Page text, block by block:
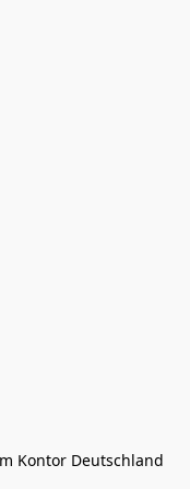
Kontor Deutschland